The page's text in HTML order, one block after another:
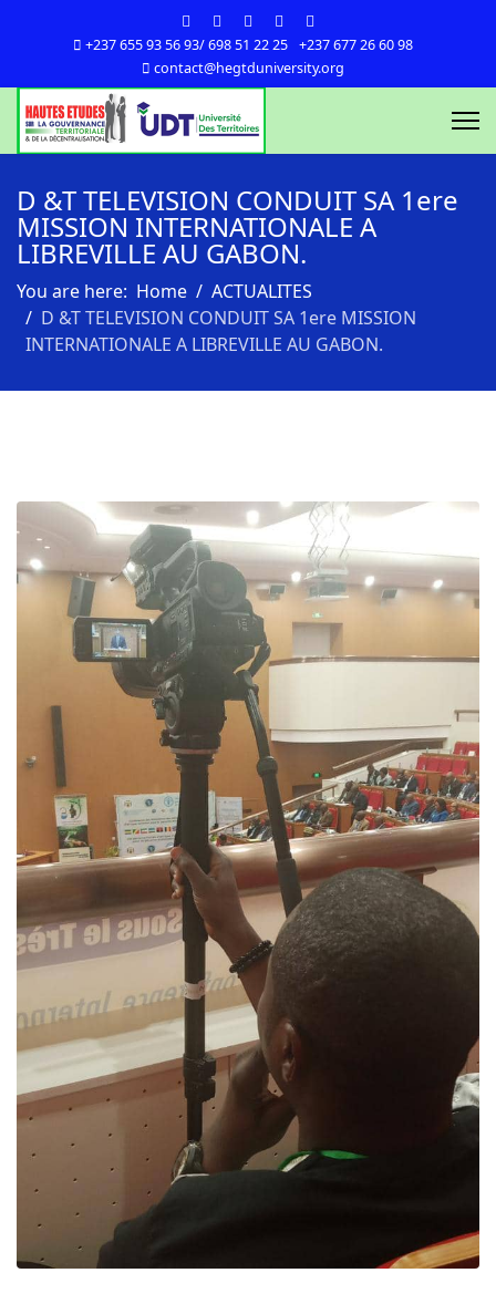
+237 655 93 56 93/ 698 51 22 25
+237 677 26 60 98
contact@hegtduniversity.org
D &T TELEVISION CONDUIT SA 1ere
MISSION INTERNATIONALE A
LIBREVILLE AU GABON.
You are here: Home
ACTUALITES
D &T TELEVISION CONDUIT SA 1ere MISSION
INTERNATIONALE A LIBREVILLE AU GABON.